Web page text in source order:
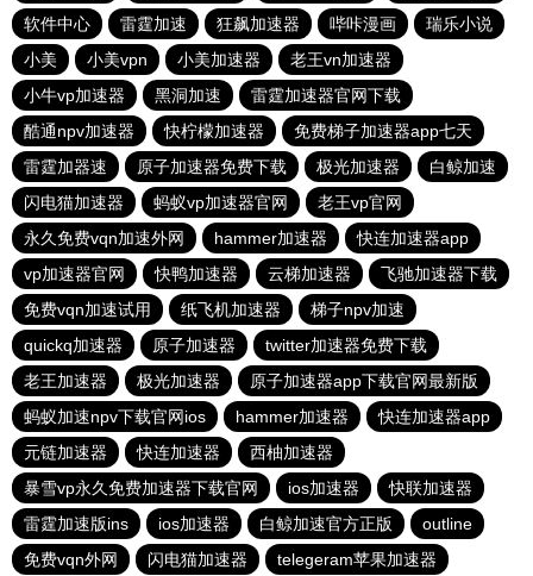
软件中心
雷霆加速 狂飙加速器 哔咔漫画
瑞乐小说
小美
小美vpn 小美加速器
老王vn加速器
小牛vp加速器
黑洞加速
雷霆加速器官网下载
酷通npv加速器
快柠檬加速器
免费梯子加速器app七天
雷霆加器速
原子加速器免费下载 极光加速器
白鲸加速
闪电猫加速器
蚂蚁vp加速器官网
老王vp官网
永久免费vqn加速外网
hammer加速器
快连加速器app
vp加速器官网
快鸭加速器 云梯加速器
飞驰加速器下载
免费vqn加速试用
纸飞机加速器
梯子npv加速
quickq加速器
原子加速器
twitter加速器免费下载
老王加速器
极光加速器
原子加速器app下载官网最新版
蚂蚁加速npv下载官网ios
hammer加速器
快连加速器app
元链加速器
快连加速器
西柚加速器
暴雪vp永久免费加速器下载官网
ios加速器
快联加速器
雷霆加速版ins
ios加速器 白鲸加速官方正版
outline
免费vqn外网
闪电猫加速器 telegeram苹果加速器